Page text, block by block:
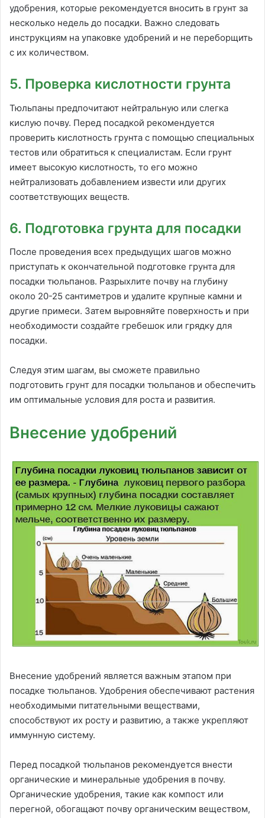
удобрения, которые рекомендуется вносить в грунт за
несколько недель до посадки. Важно следовать
инструкциям на упаковке удобрений и не переборщить
с их количеством.
5. Проверка кислотности грунта
Тюльпаны предпочитают нейтральную или слегка
кислую почву. Перед посадкой рекомендуется
проверить кислотность грунта с помощью специальных
тестов или обратиться к специалистам. Если грунт
имеет высокую кислотность, то его можно
нейтрализовать добавлением извести или других
соответствующих веществ.
6. Подготовка грунта для посадки
После проведения всех предыдущих шагов можно
приступать к окончательной подготовке грунта для
посадки тюльпанов. Разрыхлите почву на глубину
около 20-25 сантиметров и удалите крупные камни и
другие примеси. Затем выровняйте поверхность и при
необходимости создайте гребешок или грядку для
посадки.
Следуя этим шагам, вы сможете правильно
подготовить грунт для посадки тюльпанов и обеспечить
им оптимальные условия для роста и развития.
Внесение удобрений
Внесение удобрений является важным этапом при
посадке тюльпанов. Удобрения обеспечивают растения
необходимыми питательными веществами,
способствуют их росту и развитию, а также укрепляют
иммунную систему.
Перед посадкой тюльпанов рекомендуется внести
органические и минеральные удобрения в почву.
Органические удобрения, такие как компост или
перегной, обогащают почву органическим веществом,